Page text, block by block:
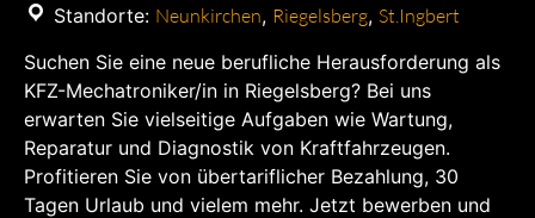
Standorte: Neunkirchen, Riegelsberg, St.Ingbert
Suchen Sie eine neue berufliche Herausforderung als
KFZ-Mechatroniker/in in Riegelsberg? Bei uns
erwarten Sie vielseitige Aufgaben wie Wartung,
Reparatur und Diagnostik von Kraftfahrzeugen.
Profitieren Sie von übertariflicher Bezahlung, 30
Tagen Urlaub und vielem mehr. Jetzt bewerben und